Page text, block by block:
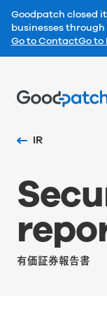
Goodpatch closed
businesses through
Go to ContactGo to
IR
Secu
repo
有価証券報告書